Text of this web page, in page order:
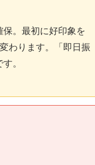
。最初に好印象を
わります。「即日振
。